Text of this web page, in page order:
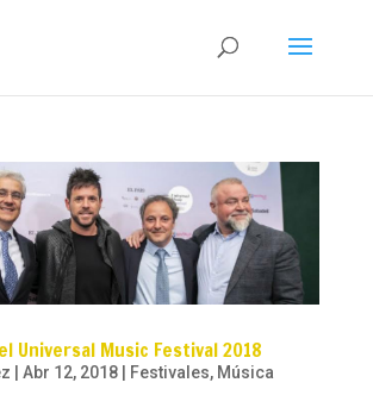
Universal Music Festival 2018
Abr 12, 2018| Festivales, Música